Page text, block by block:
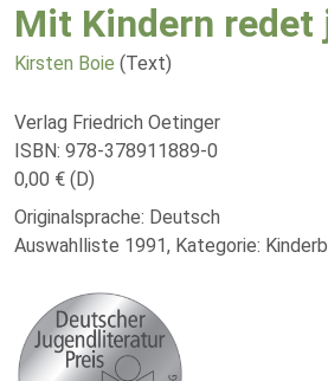
Mit Kindern redet
Kirsten Boie (Text)
Verlag Friedrich Oetinger
ISBN: 978-378911889-0
0,00 € (D)
Originalsprache: Deutsch
Auswahlliste 1991, Kategorie: